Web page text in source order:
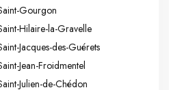
Gourgon
Hilaire-la-Gravelle
Jacques-des-Guérets
Jean-Froidmentel
Julien-de-Chédon